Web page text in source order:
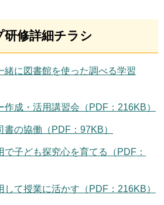
修詳細チラシ
緒に図書館を使った調べる学習
作成・活用講習会（PDF：216KB）
の協働（PDF：97KB）
で子ども探究心を育てる（PDF：
して授業に活かす（PDF：216KB）